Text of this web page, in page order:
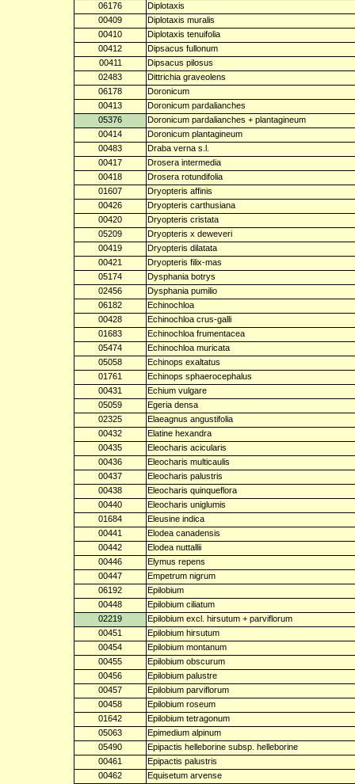
06176
Diplotaxis
00409
Diplotaxis muralis
00410
Diplotaxis tenuifolia
00412
Dipsacus fullonum
00411
Dipsacus pilosus
02483
Dittrichia graveolens
06178
Doronicum
00413
Doronicum pardalianches
05376
Doronicum pardalianches + plantagineum
00414
Doronicum plantagineum
00483
Draba verna s.l.
00417
Drosera intermedia
00418
Drosera rotundifolia
01607
Dryopteris affinis
00426
Dryopteris carthusiana
00420
Dryopteris cristata
05209
Dryopteris x deweveri
00419
Dryopteris dilatata
00421
Dryopteris filix-mas
05174
Dysphania botrys
02456
Dysphania pumilio
06182
Echinochloa
00428
Echinochloa crus-galli
01683
Echinochloa frumentacea
05474
Echinochloa muricata
05058
Echinops exaltatus
01761
Echinops sphaerocephalus
00431
Echium vulgare
05059
Egeria densa
02325
Elaeagnus angustifolia
00432
Elatine hexandra
00435
Eleocharis acicularis
00436
Eleocharis multicaulis
00437
Eleocharis palustris
00438
Eleocharis quinqueflora
00440
Eleocharis uniglumis
01684
Eleusine indica
00441
Elodea canadensis
00442
Elodea nuttallii
00446
Elymus repens
00447
Empetrum nigrum
06192
Epilobium
00448
Epilobium ciliatum
02219
Epilobium excl. hirsutum + parviflorum
00451
Epilobium hirsutum
00454
Epilobium montanum
00455
Epilobium obscurum
00456
Epilobium palustre
00457
Epilobium parviflorum
00458
Epilobium roseum
01642
Epilobium tetragonum
05063
Epimedium alpinum
05490
Epipactis helleborine subsp. helleborine
00461
Epipactis palustris
00462
Equisetum arvense